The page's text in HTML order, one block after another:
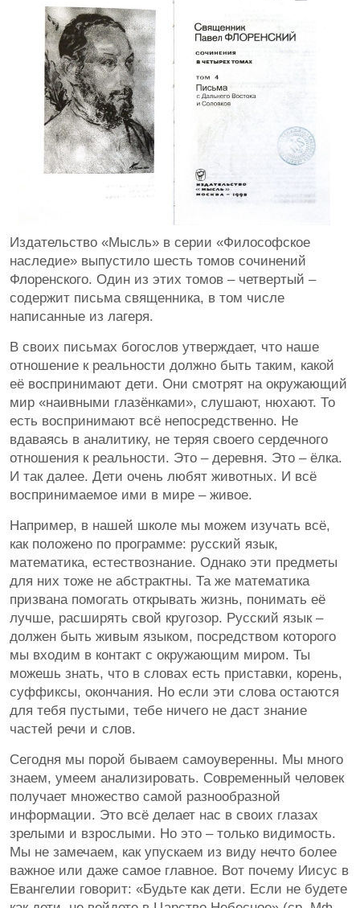
Издательство «Мысль» в серии «Философское
наследие» выпустило шесть томов сочинений
Флоренского. Один из этих томов – четвертый –
содержит письма священника, в том числе
написанные из лагеря.
В своих письмах богослов утверждает, что наше
отношение к реальности должно быть таким, какой
её воспринимают дети. Они смотрят на окружающий
мир «наивными глазёнками», слушают, нюхают. То
есть воспринимают всё непосредственно. Не
вдаваясь в аналитику, не теряя своего сердечного
отношения к реальности. Это – деревня. Это – ёлка.
И так далее. Дети очень любят животных. И всё
воспринимаемое ими в мире – живое.
Например, в нашей школе мы можем изучать всё,
как положено по программе: русский язык,
математика, естествознание. Однако эти предметы
для них тоже не абстрактны. Та же математика
призвана помогать открывать жизнь, понимать её
лучше, расширять свой кругозор. Русский язык –
должен быть живым языком, посредством которого
мы входим в контакт с окружающим миром. Ты
можешь знать, что в словах есть приставки, корень,
суффиксы, окончания. Но если эти слова остаются
для тебя пустыми, тебе ничего не даст знание
частей речи и слов.
Сегодня мы порой бываем самоуверенны. Мы много
знаем, умеем анализировать. Современный человек
получает множество самой разнообразной
информации. Это всё делает нас в своих глазах
зрелыми и взрослыми. Но это – только видимость.
Мы не замечаем, как упускаем из виду нечто более
важное или даже самое главное. Вот почему Иисус в
Евангелии говорит: «Будьте как дети. Если не будете